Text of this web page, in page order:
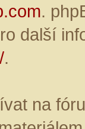
.
další
.
na